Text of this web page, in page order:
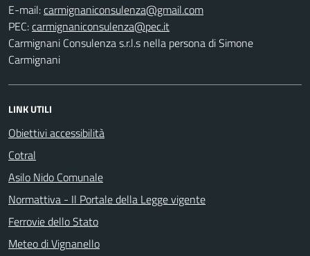
E-mail:
PEC:
Carmignani Consulenza s.r.l.s nella persona di Simone
Carmignani
LINK UTILI
Obiettivi accessibilità
Cotral
Asilo Nido Comunale
Normattiva - Il Portale della Legge vigente
Ferrovie dello Stato
Meteo di Vignanello